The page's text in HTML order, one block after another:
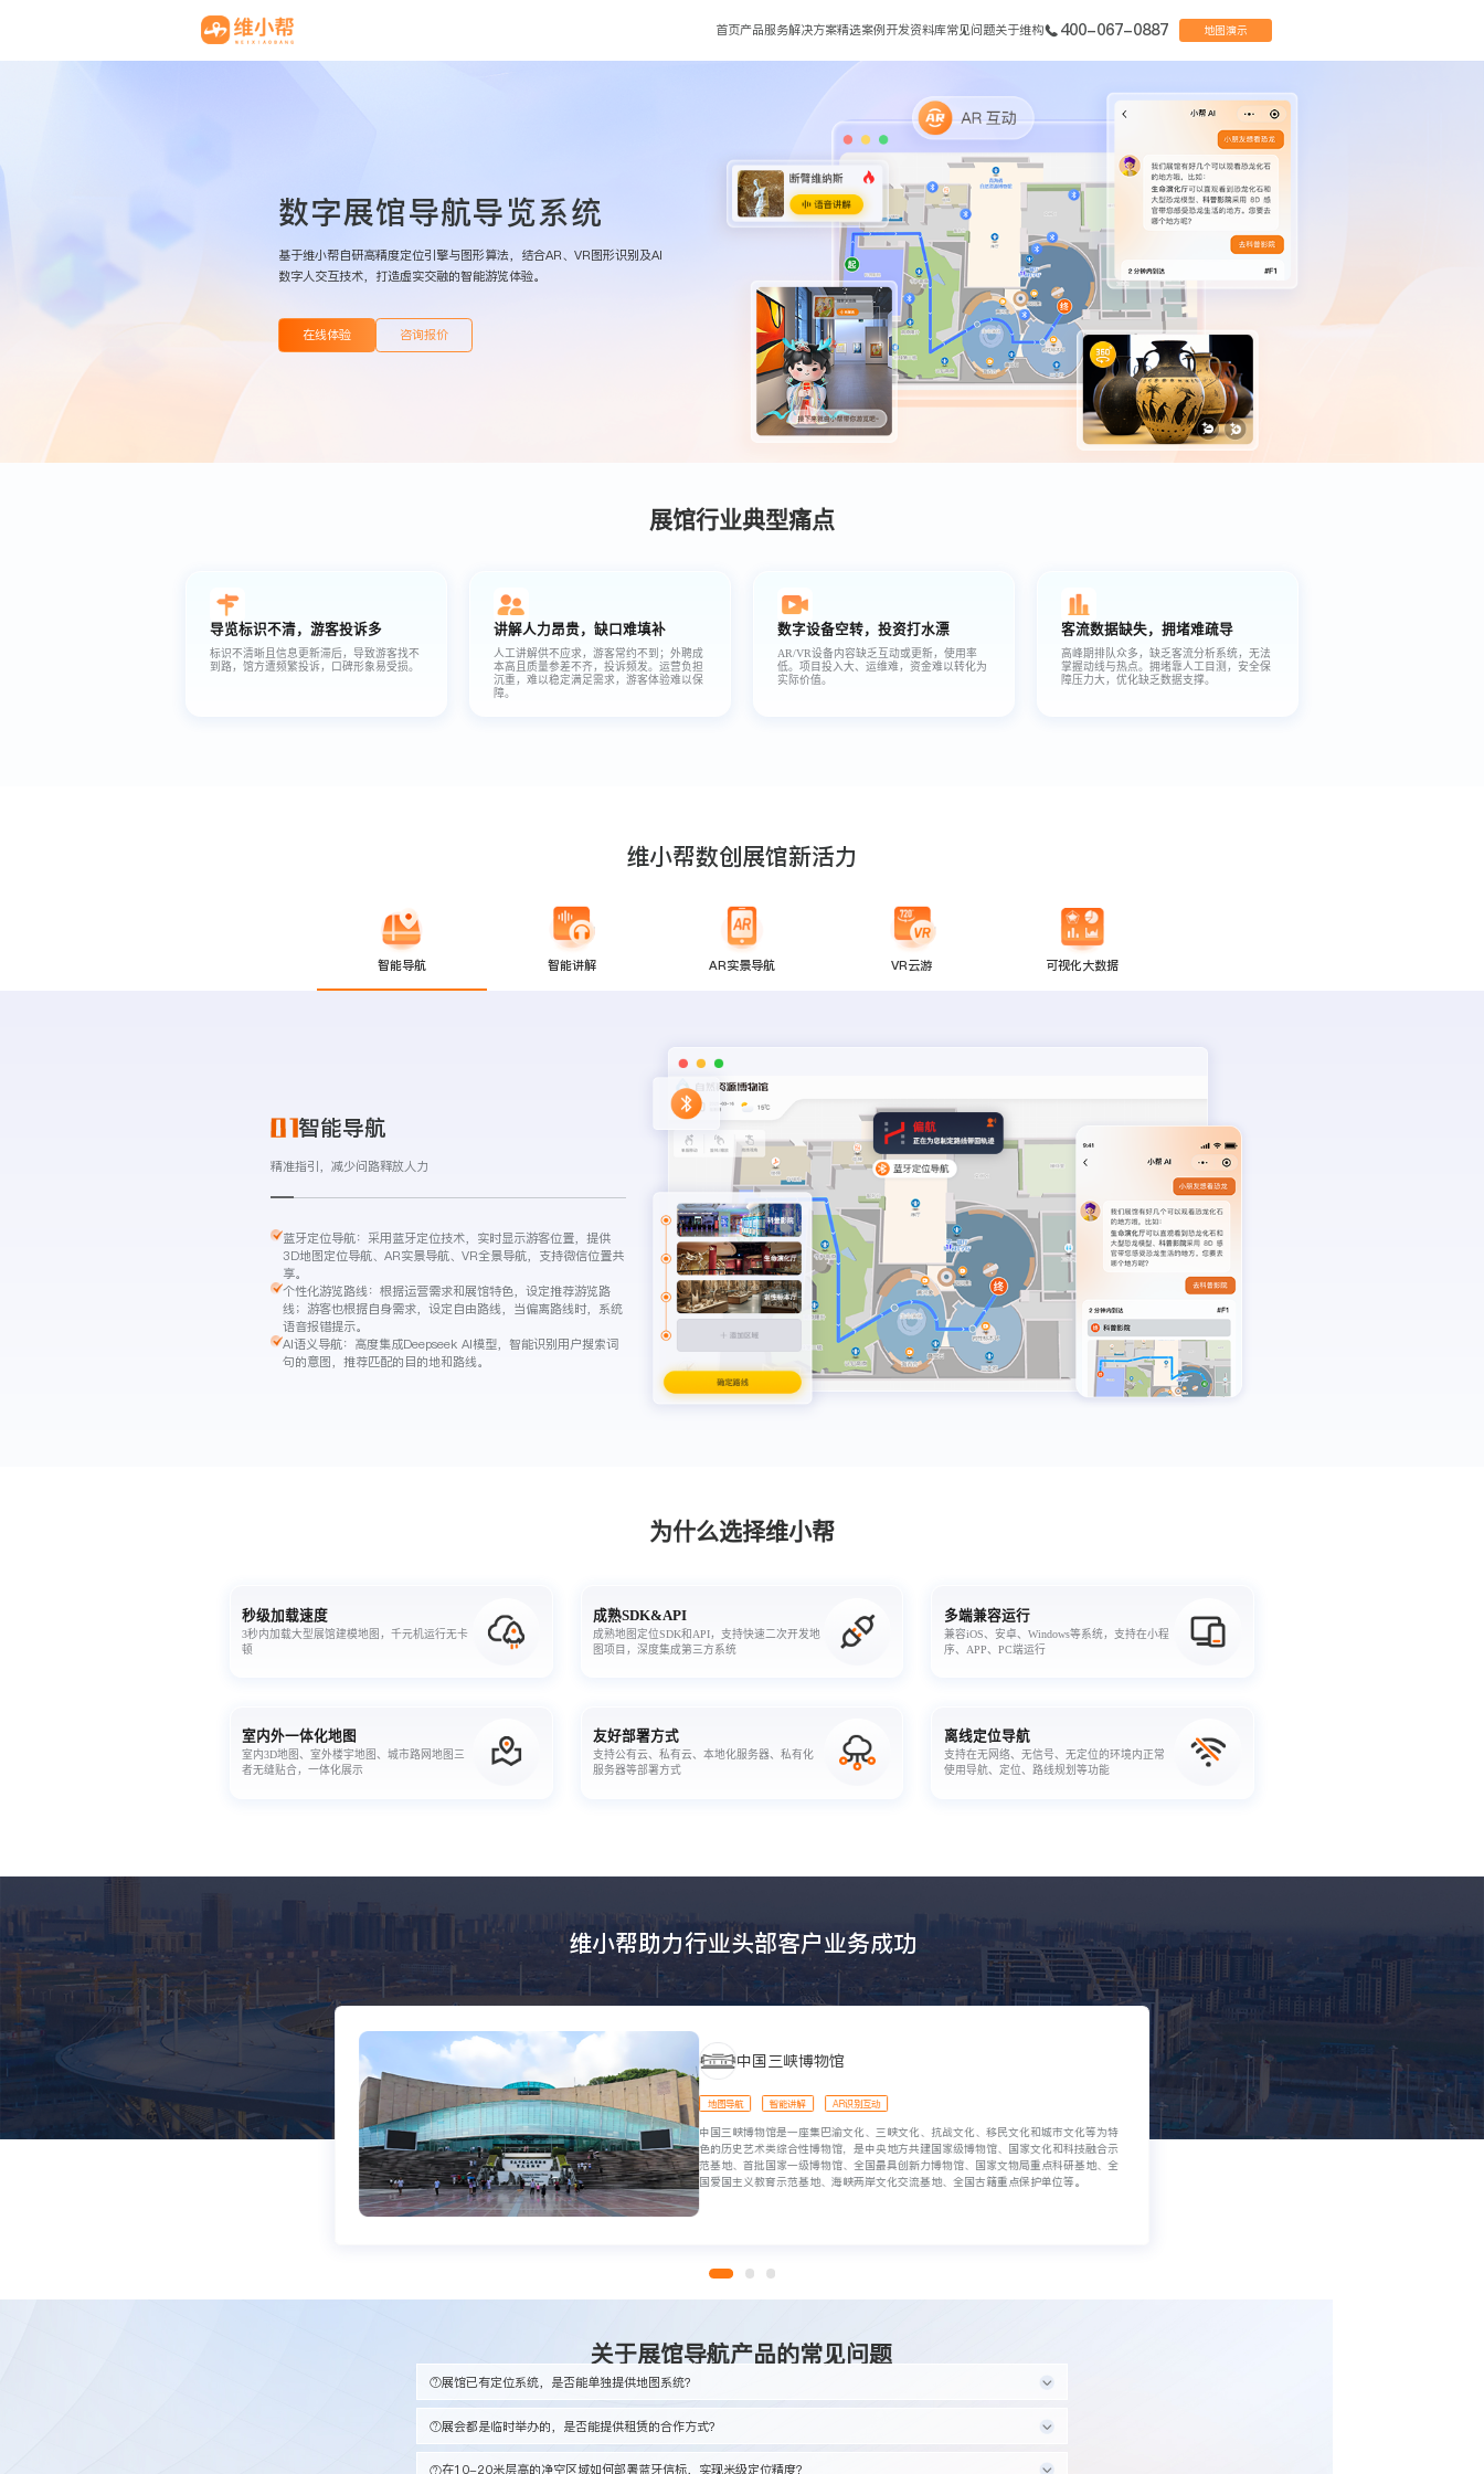
首页产品服务解决方案精选案例开发资料库常见问题关于维构 400-067-0887 地图演示
数字展馆导航导览系统
基于维小帮自研高精度定位引擎与图形算法，结合AR、VR图形识别及AI
数字人交互技术，打造虚实交融的智能游览体验。
在线体验 咨询报价
展馆行业典型痛点
导览标识不清，游客投诉多
标识不清晰且信息更新滞后，导致游客找不
到路，馆方遭频繁投诉，口碑形象易受损。
讲解人力昂贵，缺口难填补
人工讲解供不应求，游客常约不到；外聘成
本高且质量参差不齐，投诉频发。运营负担
沉重，难以稳定满足需求，游客体验难以保
障。
数字设备空转，投资打水漂
AR/VR设备内容缺乏互动或更新，使用率
低。项目投入大、运维难，资金难以转化为
实际价值。
客流数据缺失，拥堵难疏导
高峰期排队众多，缺乏客流分析系统，无法
掌握动线与热点。拥堵靠人工目测，安全保
障压力大，优化缺乏数据支撑。
维小帮数创展馆新活力
智能导航 智能讲解 AR实景导航 VR云游 可视化大数据
智能导航
精准指引，减少问路释放人力
蓝牙定位导航：采用蓝牙定位技术，实时显示游客位置，提供
3D地图定位导航、AR实景导航、VR全景导航，支持微信位置共
享。
个性化游览路线：根据运营需求和展馆特色，设定推荐游览路
线；游客也根据自身需求，设定自由路线，当偏离路线时，系统
语音报错提示。
AI语义导航：高度集成Deepseek AI模型，智能识别用户搜索词
句的意图，推荐匹配的目的地和路线。
为什么选择维小帮
秒级加载速度
3秒内加载大型展馆建模地图，千元机运行无卡
顿
成熟SDK&API
成熟地图定位SDK和API，支持快速二次开发地
图项目，深度集成第三方系统
多端兼容运行
兼容iOS、安卓、Windows等系统，支持在小程
序、APP、PC端运行
室内外一体化地图
室内3D地图、室外楼宇地图、城市路网地图三
者无缝贴合，一体化展示
友好部署方式
支持公有云、私有云、本地化服务器、私有化
服务器等部署方式
离线定位导航
支持在无网络、无信号、无定位的环境内正常
使用导航、定位、路线规划等功能
维小帮助力行业头部客户业务成功
中国三峡博物馆
地图导航 智能讲解 AR识别互动
中国三峡博物馆是一座集巴渝文化、三峡文化、抗战文化、移民文化和城市文化等为特
色的历史艺术类综合性博物馆，是中央地方共建国家级博物馆、国家文化和科技融合示
范基地、首批国家一级博物馆、全国最具创新力博物馆、国家文物局重点科研基地、全
国爱国主义教育示范基地、海峡两岸文化交流基地、全国古籍重点保护单位等。
关于展馆导航产品的常见问题
展馆已有定位系统，是否能单独提供地图系统？
展会都是临时举办的，是否能提供租赁的合作方式？
在10-20米层高的净空区域如何部署蓝牙信标，实现米级定位精度？